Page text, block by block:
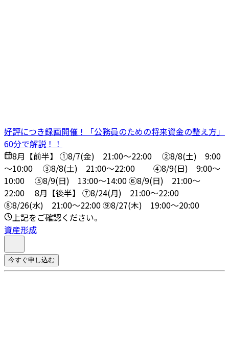
好評につき録画開催！「公務員のための将来資金の整え方」
60分で解説！！
8月【前半】 ①8/7(金) 21:00～22:00 ➁8/8(土) 9:00
～10:00 ③8/8(土) 21:00～22:00 ④8/9(日) 9:00～
10:00 ➄8/9(日) 13:00～14:00 ⑥8/9(日) 21:00～
22:00 8月【後半】 ⑦8/24(月) 21:00～22:00
⑧8/26(水) 21:00～22:00 ⑨8/27(木) 19:00～20:00
上記をご確認ください。
資産形成
今すぐ申し込む